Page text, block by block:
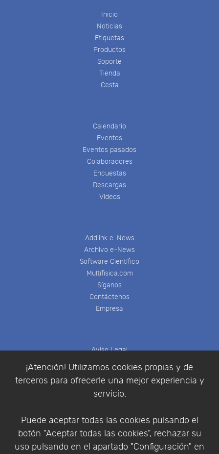
¡Atención! Utilizamos cookies propias y de
terceros para ofrecerle una mejor experiencia y
servicio.
Puede aceptar todas las cookies pulsando el
botón “Aceptar todas las cookies”, rechazar su
uso pulsando en el apartado "Configuración" en
Inicio
Noticias
Etiquetas
Productos
Soporte
Tienda
Cesta
Calendario
Eventos
Eventos pasados
Colaboradores
Encuestas
Descargas
Videos
Addlink e-News
Archivo e-News
Software Científico
Multifisica.com
Síganos
Contáctenos
Empresa
Aviso Legal
Condiciones de compra
Identificarse